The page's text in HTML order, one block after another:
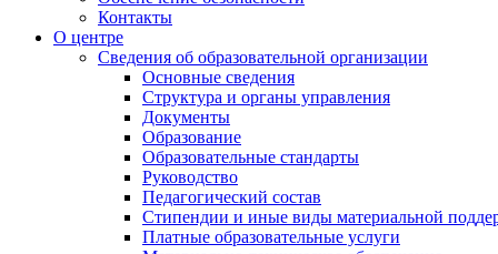
Контакты
О центре
Сведения об образовательной организации
Основные сведения
Структура и органы управления
Документы
Образование
Образовательные стандарты
Руководство
Педагогический состав
Стипендии и иные виды материальной
Платные образовательные услуги